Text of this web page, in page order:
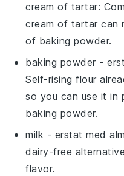
cream of tartar:
cream of tartar can
of baking powder.
baking powder -
Self-rising flour
so you can use it in
baking powder.
milk - erstat med
dairy-free
flavor.